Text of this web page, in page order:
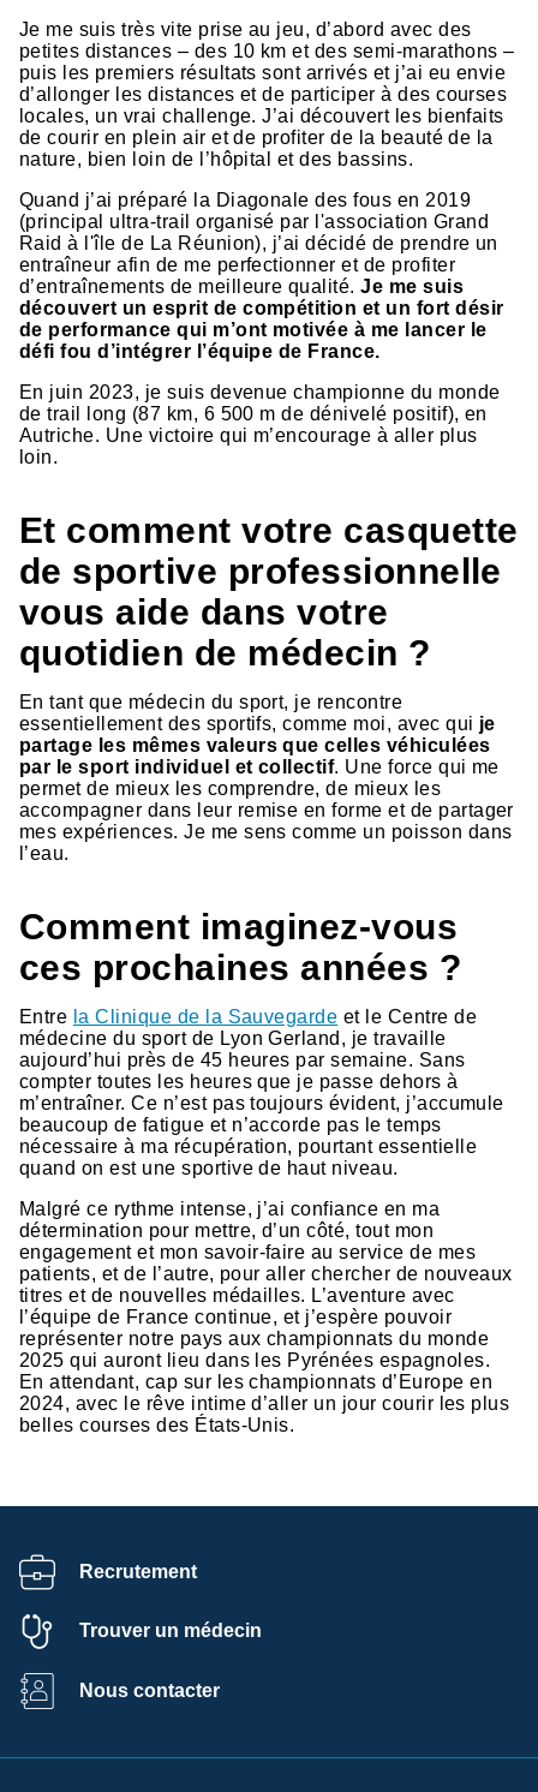
Je me suis très vite prise au jeu, d’abord avec des
petites distances – des 10 km et des semi-marathons –
puis les premiers résultats sont arrivés et j’ai eu envie
d’allonger les distances et de participer à des courses
locales, un vrai challenge. J’ai découvert les bienfaits
de courir en plein air et de profiter de la beauté de la
nature, bien loin de l’hôpital et des bassins.
Quand j’ai préparé la Diagonale des fous en 2019
(principal ultra-trail organisé par l'association Grand
Raid à l'île de La Réunion), j’ai décidé de prendre un
entraîneur afin de me perfectionner et de profiter
d’entraînements de meilleure qualité.Je me suis
découvert un esprit de compétition et un fort désir
de performance qui m’ont motivée à me lancer le
défi fou d’intégrer l’équipe de France.
En juin 2023, je suis devenue championne du monde
de trail long (87 km, 6 500 m de dénivelé positif), en
Autriche. Une victoire qui m’encourage à aller plus
loin.
Et comment votre casquette
de sportive professionnelle
vous aide dans votre
quotidien de médecin ?
En tant que médecin du sport, je rencontre
essentiellement des sportifs, comme moi, avec qui je
partage les mêmes valeurs que celles véhiculées
par le sport individuel et collectif. Une force qui me
permet de mieux les comprendre, de mieux les
accompagner dans leur remise en forme et de partager
mes expériences. Je me sens comme un poisson dans
l’eau.
Comment imaginez-vous
ces prochaines années ?
Entre la Clinique de la Sauvegarde et le Centre de
médecine du sport de Lyon Gerland, je travaille
aujourd’hui près de 45 heures par semaine. Sans
compter toutes les heures que je passe dehors à
m’entraîner. Ce n’est pas toujours évident, j’accumule
beaucoup de fatigue et n’accorde pas le temps
nécessaire à ma récupération, pourtant essentielle
quand on est une sportive de haut niveau.
Malgré ce rythme intense, j’ai confiance en ma
détermination pour mettre, d’un côté, tout mon
engagement et mon savoir-faire au service de mes
patients, et de l’autre, pour aller chercher de nouveaux
titres et de nouvelles médailles. L’aventure avec
l’équipe de France continue, et j’espère pouvoir
représenter notre pays aux championnats du monde
2025 qui auront lieu dans les Pyrénées espagnoles.
En attendant, cap sur les championnats d’Europe en
2024, avec le rêve intime d’aller un jour courir les plus
belles courses des États-Unis.
Recrutement
Trouver un médecin
Nous contacter